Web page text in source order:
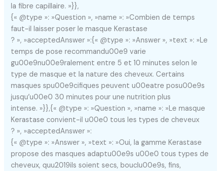
la fibre capillaire. »}},
{« @type »: »Question », »name »: »Combien de temps
faut-il laisser poser le masque Kerastase
? », »acceptedAnswer »:{« @type »: »Answer », »text »: »Le
temps de pose recommandu00e9 varie
gu00e9nu00e9ralement entre 5 et 10 minutes selon le
type de masque et la nature des cheveux. Certains
masques spu00e9cifiques peuvent u00eatre posu00e9s
jusqu’u00e0 30 minutes pour une nutrition plus
intense. »}},{« @type »: »Question », »name »: »Le masque
Kerastase convient-il u00e0 tous les types de cheveux
? », »acceptedAnswer »:
{« @type »: »Answer », »text »: »Oui, la gamme Kerastase
propose des masques adaptu00e9s u00e0 tous types de
cheveux, quu2019ils soient secs, bouclu00e9s, fins,